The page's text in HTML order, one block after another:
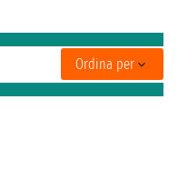
Ordina per